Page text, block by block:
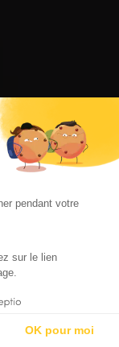
pendant votre
sur le lien
OK pour moi